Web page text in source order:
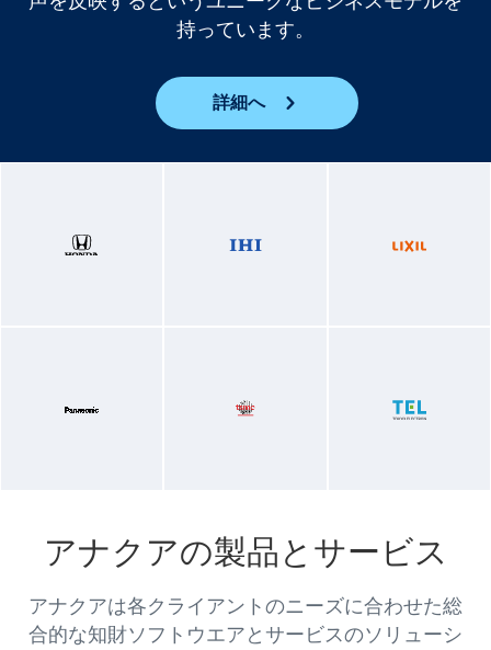
持っています。
詳細へ
アナクアの製品とサービス
アナクアは各クライアントのニーズに合わせた総
合的な知財ソフトウエアとサービスのソリューシ